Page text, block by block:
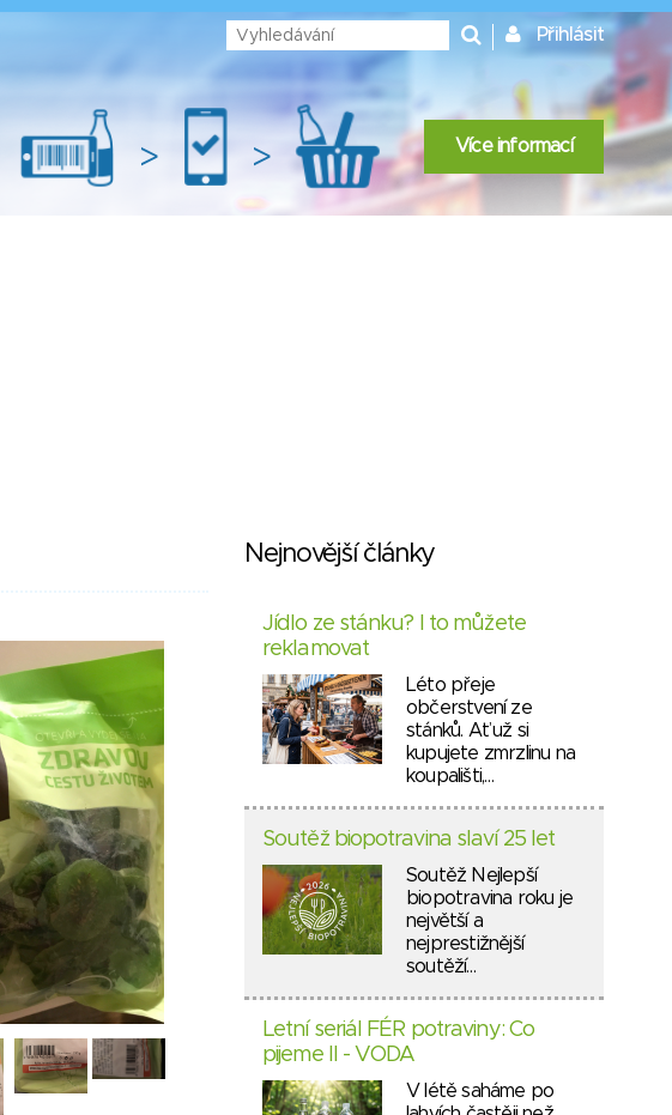
Přihlásit
> > Více informací
Nejnovější články
Jídlo ze stánku? I to můžete
reklamovat
Léto přeje
občerstvení ze
stánků. Ať už si
kupujete zmrzlinu na
koupališti,…
Soutěž biopotravina slaví 25 let
Soutěž Nejlepší
biopotravina roku je
největší a
nejprestižnější
soutěží…
Letní seriál FÉR potraviny: Co
pijeme II - VODA
V létě saháme po